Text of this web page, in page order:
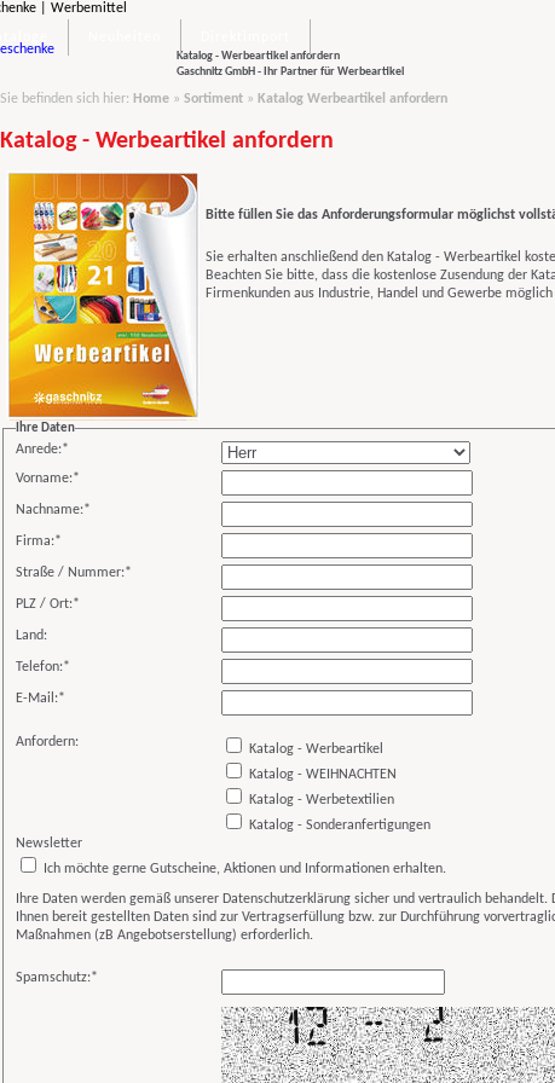
Katalog - Werbeartikel anfordern
Gaschnitz GmbH - Ihr Partner für Werbeartikel
Sie befinden sich hier: Home» Sortiment» Katalog Werbeartikel anfordern
Katalog - Werbeartikel anfordern
Bitte füllen Sie das Anforderungsformular möglichst
Sie erhalten anschließend den Katalog - Werbeartikel
Beachten Sie bitte, dass die kostenlose Zusendung der
Firmenkunden aus Industrie, Handel und Gewerbe
Ihre Daten
Anrede:*
Vorname:*
Nachname:*
Firma:*
Straße / Nummer:*
PLZ / Ort:*
Land:
Telefon:*
E-Mail:*
Anfordern:
Katalog - Werbeartikel
Katalog - WEIHNACHTEN
Katalog - Werbetextilien
Katalog - Sonderanfertigungen
Newsletter
Ich möchte gerne Gutscheine, Aktionen und Informationen erhalten.
Ihre Daten werden gemäß unserer Datenschutzerklärung sicher und vertraulich behandelt.
Ihnen bereit gestellten Daten sind zur Vertragserfüllung bzw. zur Durchführung
Maßnahmen (zB Angebotserstellung) erforderlich.
Spamschutz:*